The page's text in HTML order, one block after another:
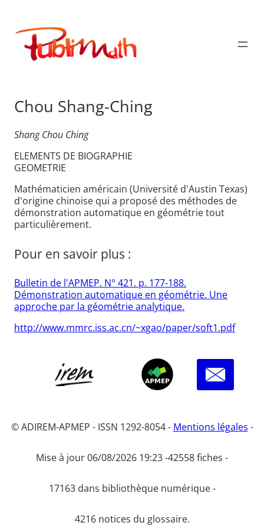
contenu
Publimath
Chou Shang-Ching
Shang Chou Ching
ELEMENTS DE BIOGRAPHIE
GEOMETRIE
Mathématicien américain (Université d'Austin Texas)
d'origine chinoise qui a proposé des méthodes de
démonstration automatique en géométrie tout
particulièrement.
Pour en savoir plus :
Bulletin de l'APMEP. N° 421. p. 177-188.
Démonstration automatique en géométrie. Une
approche par la géométrie analytique.
http://www.mmrc.iss.ac.cn/~xgao/paper/soft1.pdf
© ADIREM-APMEP - ISSN 1292-8054 - Mentions légales -
Mise à jour 06/08/2026 19:23 -42558 fiches -
17163 dans bibliothèque numérique -
4216 notices du glossaire.